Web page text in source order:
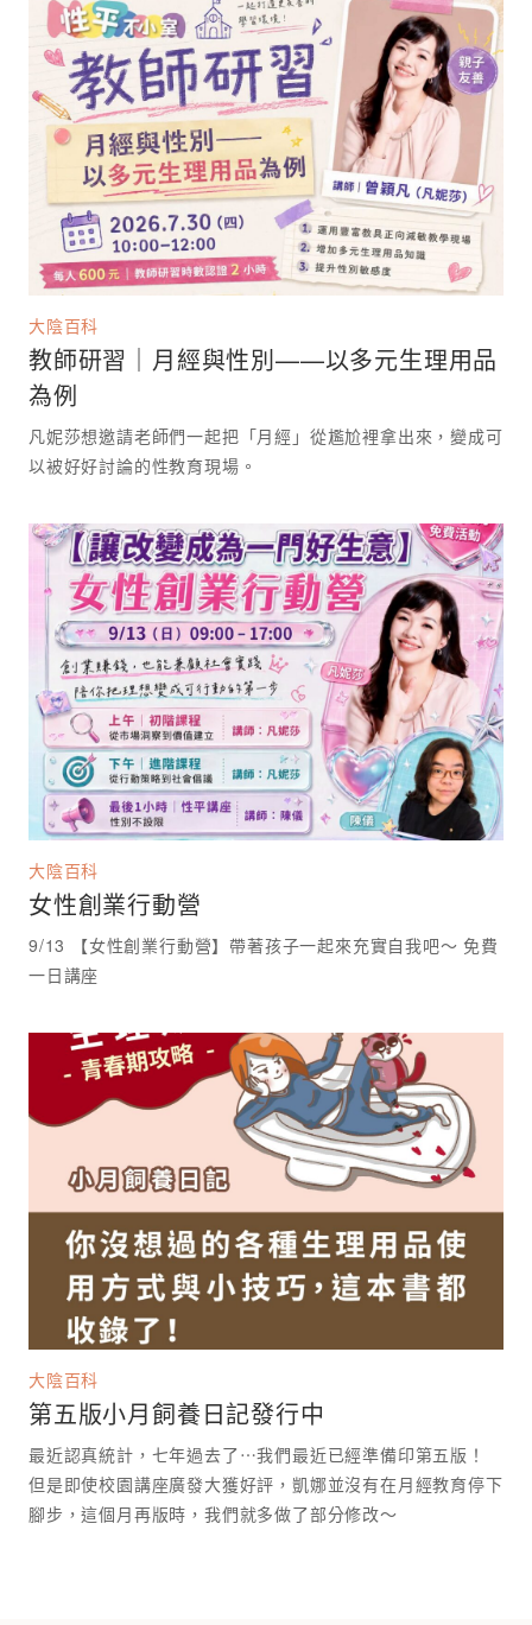
大陰百科
教師研習｜月經與性別——以多元生理用品
為例
凡妮莎想邀請老師們一起把「月經」從尷尬裡拿出來，變成可
大陰百科
女性創業行動營
9/13 【女性創業行動營】帶著孩子一起來充實自我吧～ 免費
大陰百科
第五版小月飼養日記發行中
最近認真統計，七年過去了⋯我們最近已經準備印第五版！
但是即使校園講座廣發大獲好評，凱娜並沒有在月經教育停下
腳步，這個月再版時，我們就多做了部分修改～